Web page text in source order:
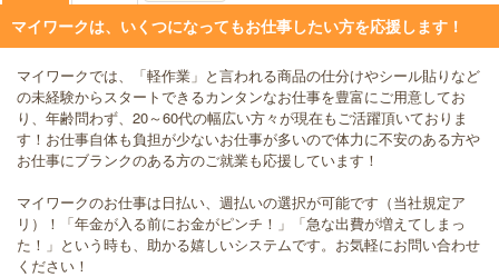
マイワークは、いくつになってもお仕事したい方を応援します！
マイワークでは、「軽作業」と言われる商品の仕分けやシール貼りなど
の未経験からスタートできるカンタンなお仕事を豊富にご用意してお
り、年齢問わず、20～60代の幅広い方々が現在もご活躍頂いておりま
す！お仕事自体も負担が少ないお仕事が多いので体力に不安のある方や
お仕事にブランクのある方のご就業も応援しています！
マイワークのお仕事は日払い、週払いの選択が可能です（当社規定ア
リ）！「年金が入る前にお金がピンチ！」「急な出費が増えてしまっ
た！」という時も、助かる嬉しいシステムです。お気軽にお問い合わせ
ください！